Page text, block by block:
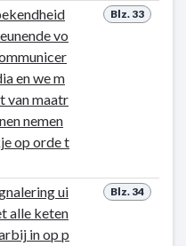
Blz. 33
vo
en we m
van maatr
nemen
op orde t
Blz. 34
ui
alle keten
in op p